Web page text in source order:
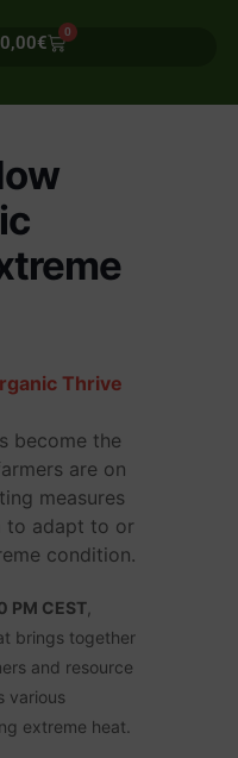
0,00€
0
Thrive
become the
are on
measures
to adapt to or
condition.
PM CEST
brings together
and resource
various
extreme heat.